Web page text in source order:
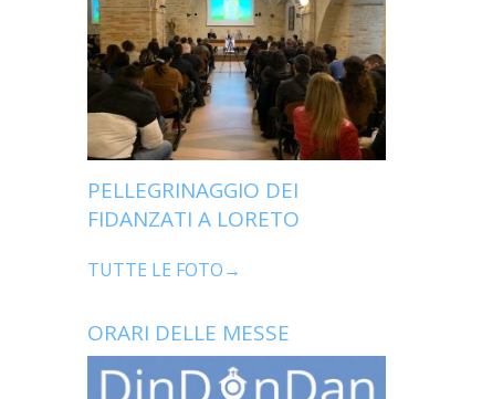
PELLEGRINAGGIO DEI
FIDANZATI A LORETO
TUTTE LE FOTO→
ORARI DELLE MESSE